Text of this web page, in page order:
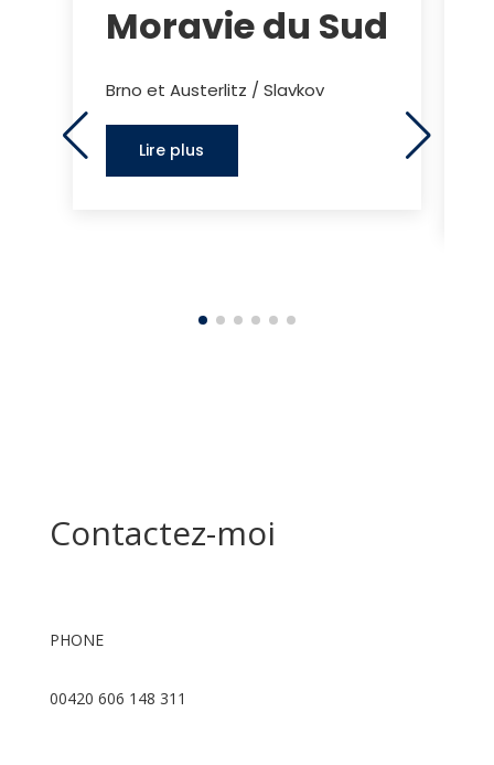
Moravie du Sud
Brno et Austerlitz / Slavkov
Lire plus
Contactez-moi
PHONE
00420 606 148 311